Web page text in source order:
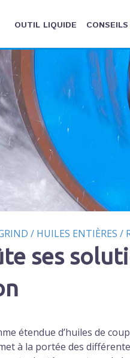
OUTIL LIQUIDE
/ HUILES ENTIÈRES /
ses
étendue d’huiles de
à la portée des